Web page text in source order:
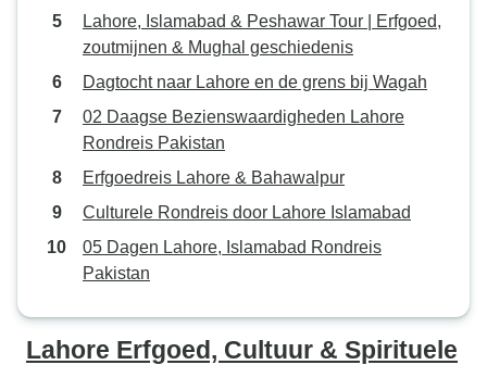
van harte aanbevelen aan
iedereen die op zoek is naar een
betrouwbare en plezierige
weer met hen te reizen!
Lahore, Islamabad & Peshawar Tour | Erfgoed,
zoutmijnen & Mughal geschiedenis
Dagtocht naar Lahore en de grens bij Wagah
02 Daagse Bezienswaardigheden Lahore
Rondreis Pakistan
Erfgoedreis Lahore & Bahawalpur
Culturele Rondreis door Lahore Islamabad
05 Dagen Lahore, Islamabad Rondreis
Pakistan
Lahore Erfgoed, Cultuur & Spirituele